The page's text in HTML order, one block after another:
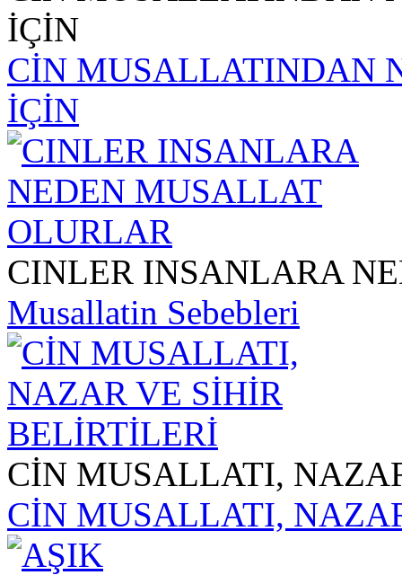
İÇİN
CİN MUSALLATINDAN
İÇİN
CINLER INSANLARA
Musallatin Sebebleri
CİN MUSALLATI,
CİN MUSALLATI,